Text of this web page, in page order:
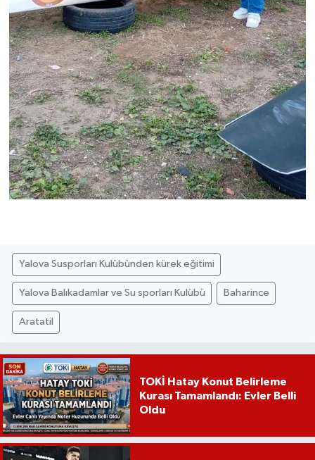
Yalova Susporları Kulübünden kürek eğitimi
Yalova Balıkadamlar ve Su sporları Kulübü Baharince
Aratatil
TOKİ Hatay Konut Belirleme
Kurası Tamamlandı: Evler Belli
Oldu